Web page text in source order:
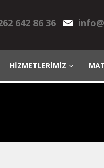
642 86 36
HİZMETLERİMİZ